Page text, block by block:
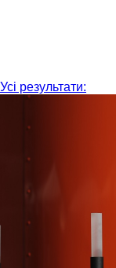
Усі результати: